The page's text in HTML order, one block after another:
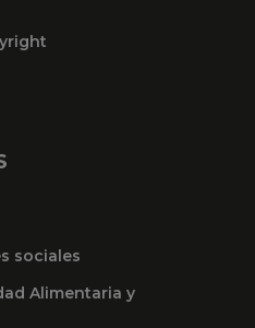
sociales
Alimentaria y